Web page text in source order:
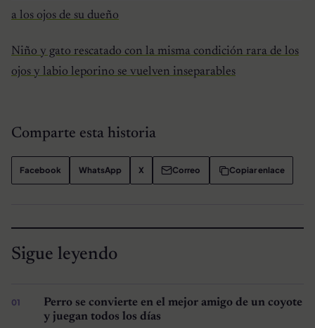
a los ojos de su dueño
Niño y gato rescatado con la misma condición rara de los
ojos y labio leporino se vuelven inseparables
Comparte esta historia
Facebook WhatsApp X Correo Copiar enlace
Sigue leyendo
Perro se convierte en el mejor amigo de un coyote
y juegan todos los días